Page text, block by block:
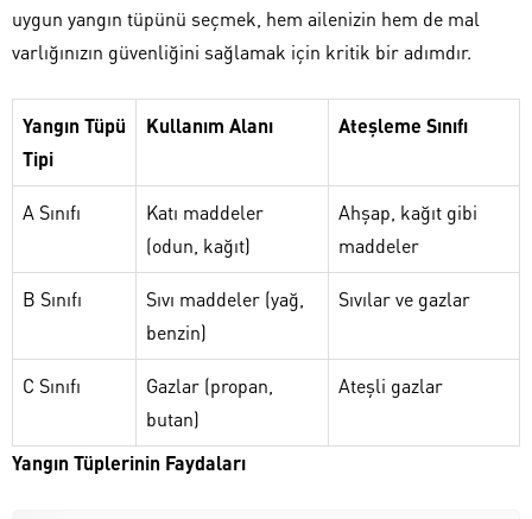
uygun yangın tüpünü seçmek, hem ailenizin hem de mal
varlığınızın güvenliğini sağlamak için kritik bir adımdır.
Yangın Tüpü
Tipi
Kullanım Alanı Ateşleme Sınıfı
A Sınıfı
Katı maddeler
(odun, kağıt)
Ahşap, kağıt gibi
maddeler
B Sınıfı
Sıvı maddeler (yağ,
benzin)
Sıvılar ve gazlar
C Sınıfı
Gazlar (propan,
butan)
Ateşli gazlar
Yangın Tüplerinin Faydaları